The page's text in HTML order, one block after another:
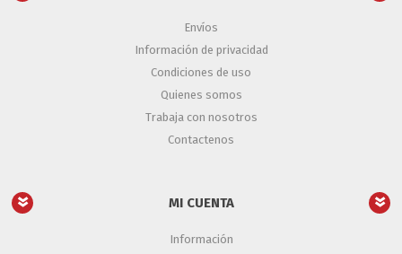
Envíos
Información de privacidad
Condiciones de uso
Quienes somos
Trabaja con nosotros
Contactenos
MI CUENTA
Información